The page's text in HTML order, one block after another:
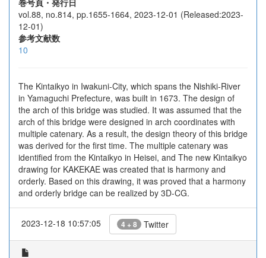
巻号頁・発行日
vol.88, no.814, pp.1655-1664, 2023-12-01 (Released:2023-
12-01)
参考文献数
10
The Kintaikyo in Iwakuni-City, which spans the Nishiki-River
in Yamaguchi Prefecture, was built in 1673. The design of
the arch of this bridge was studied. It was assumed that the
arch of this bridge were designed in arch coordinates with
multiple catenary. As a result, the design theory of this bridge
was derived for the first time. The multiple catenary was
identified from the Kintaikyo in Heisei, and The new Kintaikyo
drawing for KAKEKAE was created that is harmony and
orderly. Based on this drawing, it was proved that a harmony
and orderly bridge can be realized by 3D-CG.
2023-12-18 10:57:05 4 + 8 Twitter